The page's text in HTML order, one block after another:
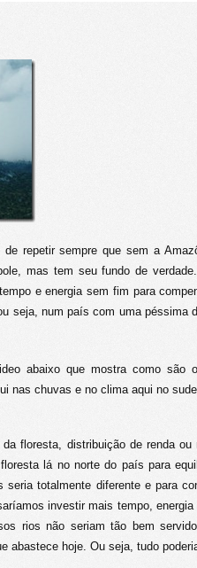
repetir sempre que sem a
mas tem seu fundo de
e energia sem fim para
seja, num país com uma péssima
abaixo que mostra como são
nas chuvas e no clima aqui no
floresta, distribuição de renda
lá no norte do país para
seria totalmente diferente e para
investir mais tempo,
rios não seriam tão bem
abastece hoje. Ou seja, tudo